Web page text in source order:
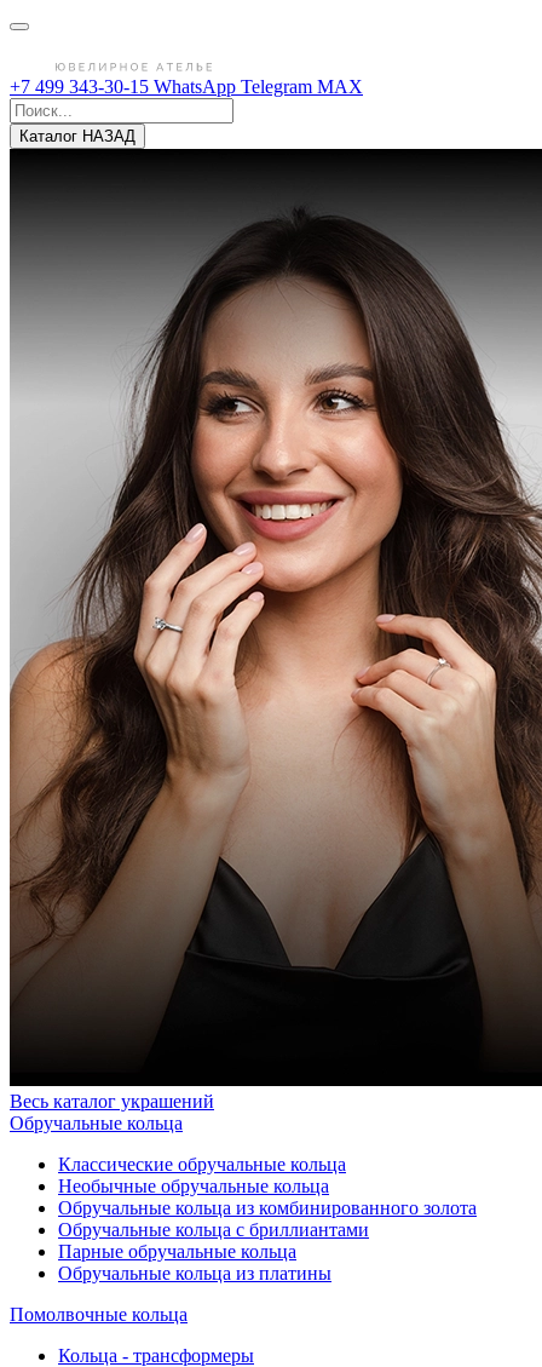
+7 499 343-30-15 WhatsApp Telegram MAX
Каталог НАЗАД
Весь каталог украшений
Обручальные кольца
Классические обручальные кольца
Необычные обручальные кольца
Обручальные кольца из комбинированного золота
Обручальные кольца с бриллиантами
Парные обручальные кольца
Обручальные кольца из платины
Помолвочные кольца
Кольца - трансформеры